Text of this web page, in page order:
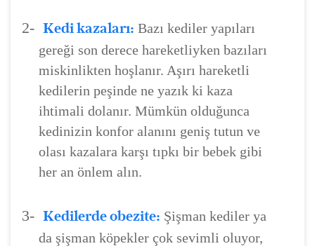
2- Kedi kazaları: Bazı kediler yapıları
gereği son derece hareketliyken bazıları
miskinlikten hoşlanır. Aşırı hareketli
kedilerin peşinde ne yazık ki kaza
ihtimali dolanır. Mümkün olduğunca
kedinizin konfor alanını geniş tutun ve
olası kazalara karşı tıpkı bir bebek gibi
her an önlem alın.
3- Kedilerde obezite: Şişman kediler ya
da şişman köpekler çok sevimli oluyor,